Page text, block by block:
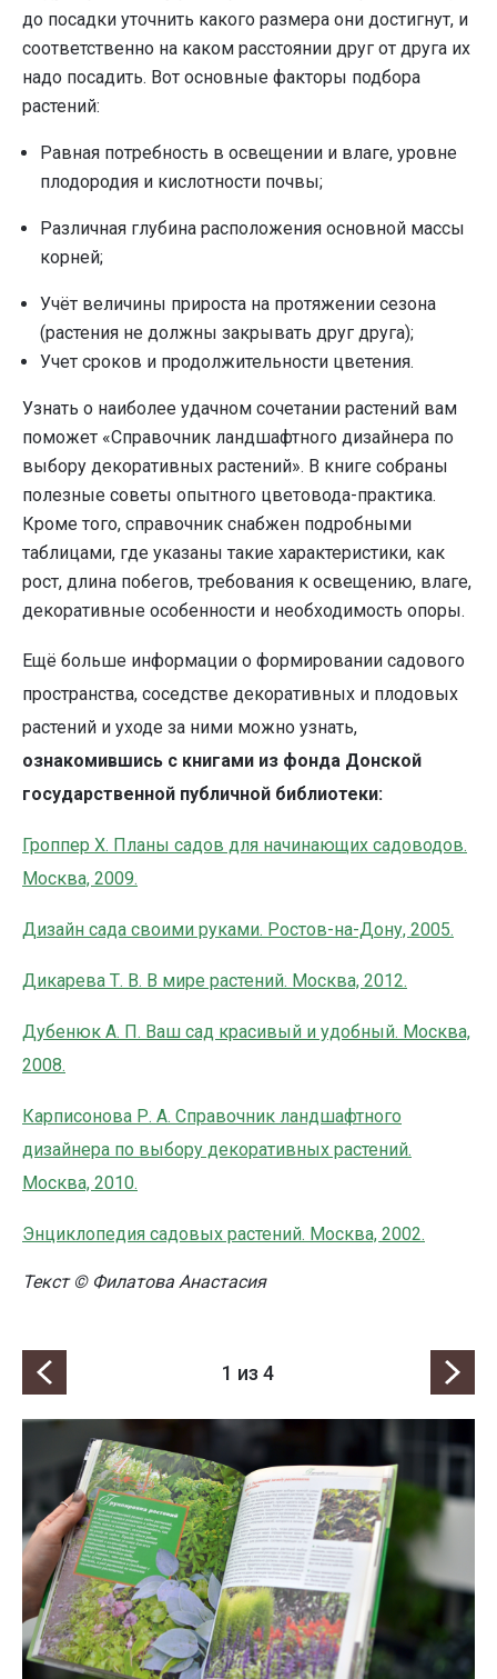
до посадки уточнить какого размера они достигнут, и
соответственно на каком расстоянии друг от друга их
надо посадить. Вот основные факторы подбора
растений:
Равная потребность в освещении и влаге, уровне
плодородия и кислотности почвы;
Различная глубина расположения основной массы
корней;
Учёт величины прироста на протяжении сезона
(растения не должны закрывать друг друга);
Учет сроков и продолжительности цветения.
Узнать о наиболее удачном сочетании растений вам
поможет «Справочник ландшафтного дизайнера по
выбору декоративных растений». В книге собраны
полезные советы опытного цветовода-практика.
Кроме того, справочник снабжен подробными
таблицами, где указаны такие характеристики, как
рост, длина побегов, требования к освещению, влаге,
декоративные особенности и необходимость опоры.
Ещё больше информации о формировании садового
пространства, соседстве декоративных и плодовых
растений и уходе за ними можно узнать,
ознакомившись с книгами из фонда Донской
государственной публичной библиотеки:
Гроппер Х. Планы садов для начинающих садоводов.
Москва, 2009.
Дизайн сада своими руками. Ростов-на-Дону, 2005.
Дикарева Т. В. В мире растений. Москва, 2012.
Дубенюк А. П. Ваш сад красивый и удобный. Москва,
2008.
Карписонова Р. А. Справочник ландшафтного
дизайнера по выбору декоративных растений.
Москва, 2010.
Энциклопедия садовых растений. Москва, 2002.
Текст © Филатова Анастасия
1 из 4